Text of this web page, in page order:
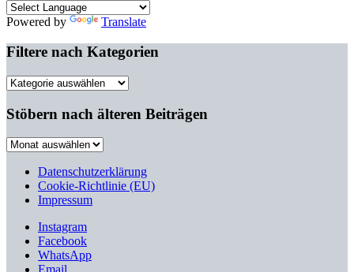
Powered by Translate
Filtere nach Kategorien
Filtere
Kategorien
Stöbern nach älteren Beiträgen
Stöbern
älteren
Beiträgen
Datenschutzerklärung
Cookie-Richtlinie (EU)
Impressum
Instagram
Facebook
WhatsApp